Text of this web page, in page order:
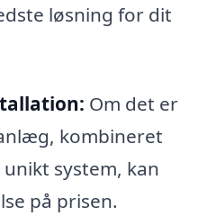
løsning for dit
Om det er
kombineret
system, kan
på prisen.